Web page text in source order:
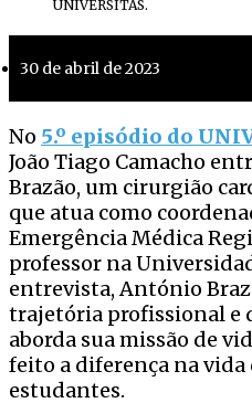
UNIVERSITAS.
30 de abril de 2023
No 5.º episódio do
João Tiago Camacho
Brazão, um cirurgião
que atua como
Emergência Médica
professor na
entrevista, António
trajetória profissional e
aborda sua missão de
feito a diferença na vida
estudantes.